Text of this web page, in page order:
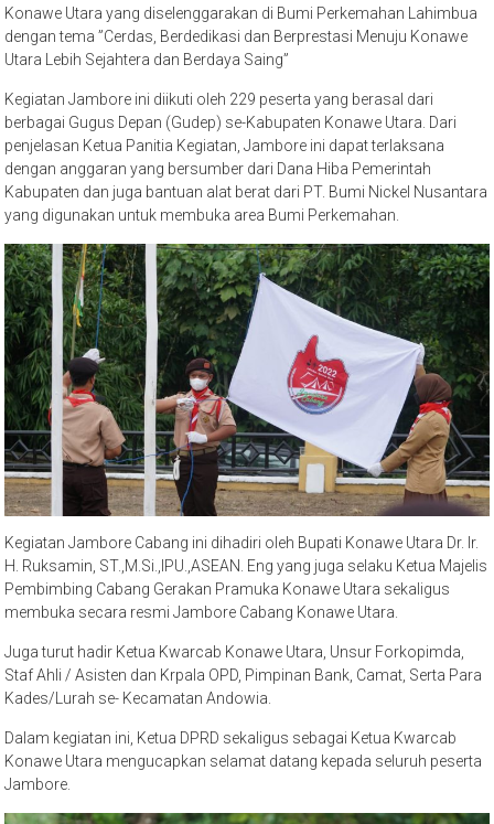
Konawe Utara yang diselenggarakan di Bumi Perkemahan Lahimbua
dengan tema ”Cerdas, Berdedikasi dan Berprestasi Menuju Konawe
Utara Lebih Sejahtera dan Berdaya Saing”
Kegiatan Jambore ini diikuti oleh 229 peserta yang berasal dari
berbagai Gugus Depan (Gudep) se-Kabupaten Konawe Utara. Dari
penjelasan Ketua Panitia Kegiatan, Jambore ini dapat terlaksana
dengan anggaran yang bersumber dari Dana Hiba Pemerintah
Kabupaten dan juga bantuan alat berat dari PT. Bumi Nickel Nusantara
yang digunakan untuk membuka area Bumi Perkemahan.
Kegiatan Jambore Cabang ini dihadiri oleh Bupati Konawe Utara Dr. Ir.
H. Ruksamin, ST.,M.Si.,IPU.,ASEAN. Eng yang juga selaku Ketua Majelis
Pembimbing Cabang Gerakan Pramuka Konawe Utara sekaligus
membuka secara resmi Jambore Cabang Konawe Utara.
Juga turut hadir Ketua Kwarcab Konawe Utara, Unsur Forkopimda,
Staf Ahli / Asisten dan Krpala OPD, Pimpinan Bank, Camat, Serta Para
Kades/Lurah se- Kecamatan Andowia.
Dalam kegiatan ini, Ketua DPRD sekaligus sebagai Ketua Kwarcab
Konawe Utara mengucapkan selamat datang kepada seluruh peserta
Jambore.